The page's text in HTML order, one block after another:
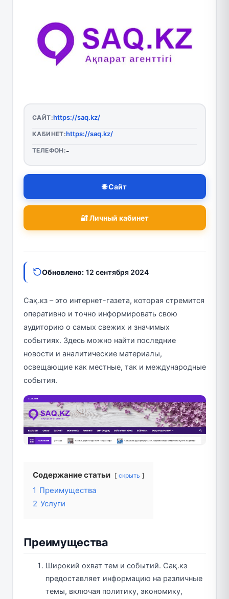
САЙТ:https://saq.kz/
КАБИНЕТ:https://saq.kz/
ТЕЛЕФОН:-
🌐 Сайт
🔐 Личный кабинет
Обновлено: 12 сентября 2024
Сақ.кз – это интернет-газета, которая стремится
оперативно и точно информировать свою
аудиторию о самых свежих и значимых
событиях. Здесь можно найти последние
новости и аналитические материалы,
освещающие как местные, так и международные
события.
Содержание статьи скрыть
1 Преимущества
2 Услуги
Преимущества
Широкий охват тем и событий. Сақ.кз
предоставляет информацию на различные
темы, включая политику, экономику,